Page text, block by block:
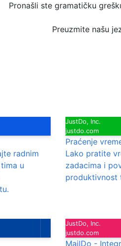
Pronašli ste gramatičku
Preuzmite našu
radnim
u
JustDo, Inc.
justdo.com
Praćenje
Lako pratite
zadacima i
produktivnost
JustDo, Inc.
justdo.com
MailDo -